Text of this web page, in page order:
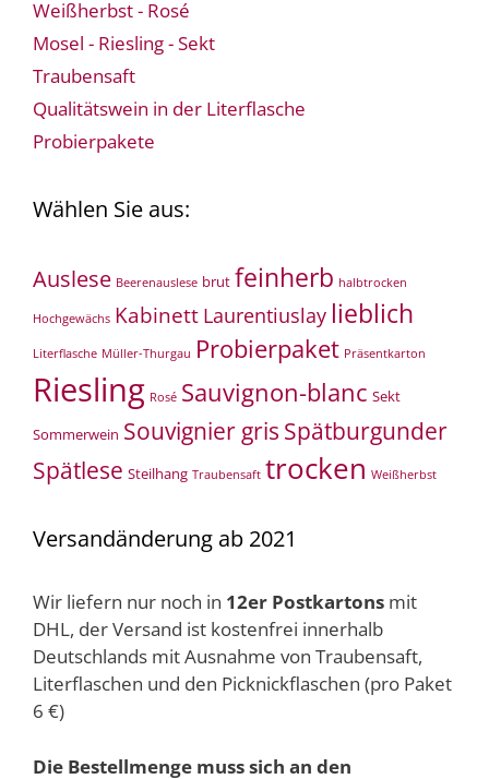
Weißherbst - Rosé
Mosel - Riesling - Sekt
Traubensaft
Qualitätswein in der Literflasche
Probierpakete
Wählen Sie aus:
Auslese Beerenauslese brut feinherb halbtrocken
Hochgewächs Kabinett Laurentiuslay lieblich
Literflasche Müller-Thurgau Probierpaket Präsentkarton
Riesling Rosé Sauvignon-blanc Sekt
Sommerwein Souvignier gris Spätburgunder
Spätlese Steilhang Traubensaft trocken Weißherbst
Versandänderung ab 2021
Wir liefern nur noch in 12er Postkartons mit
DHL, der Versand ist kostenfrei innerhalb
Deutschlands mit Ausnahme von Traubensaft,
Literflaschen und den Picknickflaschen (pro Paket
6 €)
Die Bestellmenge muss sich an den